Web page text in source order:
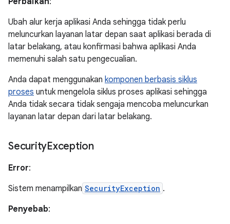
Ubah alur kerja aplikasi Anda sehingga tidak perlu
meluncurkan layanan latar depan saat aplikasi berada di
latar belakang, atau konfirmasi bahwa aplikasi Anda
memenuhi salah satu pengecualian.
Anda dapat menggunakan komponen berbasis siklus
proses untuk mengelola siklus proses aplikasi sehingga
Anda tidak secara tidak sengaja mencoba meluncurkan
layanan latar depan dari latar belakang.
SecurityException
Error:
Sistem menampilkan SecurityException .
Penyebab: